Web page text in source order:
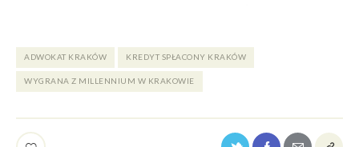
ADWOKAT KRAKÓW KREDYT SPŁACONY KRAKÓW
WYGRANA Z MILLENNIUM W KRAKOWIE